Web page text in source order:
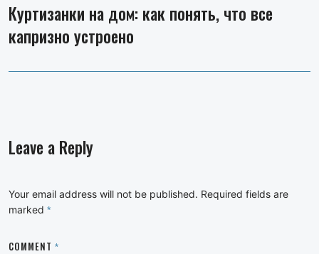
Next
post:
Куртизанки на дом: как понять, что все
капризно устроено
Leave a Reply
Your email address will not be published. Required fields are
marked *
COMMENT *